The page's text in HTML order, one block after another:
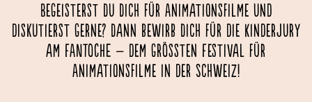
Begeisterst Du Dich für Animationsfilme und
diskutierst gerne? Dann bewirb Dich für die Kinderjury
am FANTOCHE – dem grössten Festival für
Animationsfilme in der Schweiz!